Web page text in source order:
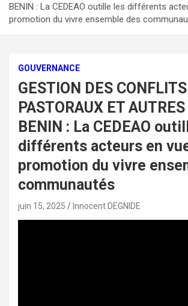
BENIN : La CEDEAO outille les différents
promotion du vivre ensemble des
GOUVERNANCE
GESTION DES
PASTORAUX ET
BENIN : La CEDEAO
différents acteurs en
promotion du vivre
communautés
juin 15, 2025 Innocent DEGNIDE